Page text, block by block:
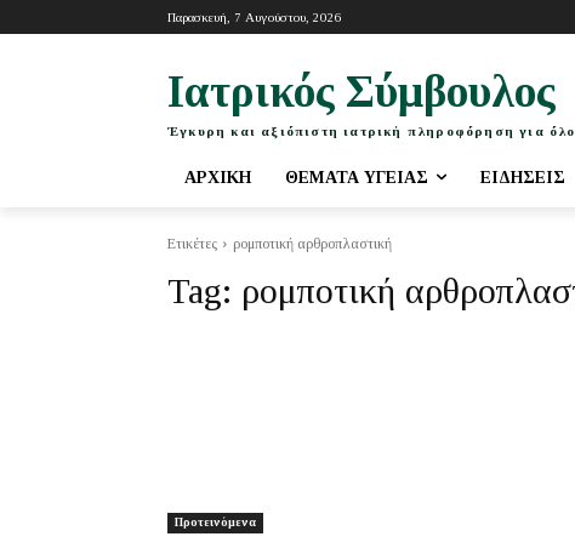
Παρασκευή, 7 Αυγούστου, 2026
Ιατρικός Σύμβουλος
Έγκυρη και αξιόπιστη ιατρική πληροφόρηση για
ΑΡΧΙΚΉ ΘΈΜΑΤΑ ΥΓΕΊΑΣ ΕΙΔΉΣΕΙΣ
Ετικέτες ρομποτική αρθροπλαστική
Tag: ρομποτική
Προτεινόμενα